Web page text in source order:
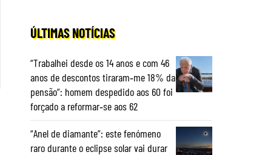
ÚLTIMAS NOTÍCIAS
“Trabalhei desde os 14 anos e com 46
anos de descontos tiraram‑me 18% da
pensão”: homem despedido aos 60 foi
forçado a reformar‑se aos 62
“Anel de diamante”: este fenómeno
raro durante o eclipse solar vai durar